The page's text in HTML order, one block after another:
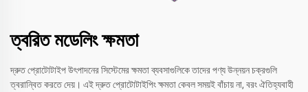
ত্বরিত মডেলিং ক্ষমতা
দ্রুত প্রোটোটাইপ উৎপাদনের সিস্টেমের ক্ষমতা ব্যবসাগুলিকে তাদের পণ্য উন্নয়ন চক্রগুলি
ত্বরান্বিত করতে দেয়। এই দ্রুত প্রোটোটাইপিং ক্ষমতা কেবল সময়ই বাঁচায় না, বরং ঐতিহ্যবাহী